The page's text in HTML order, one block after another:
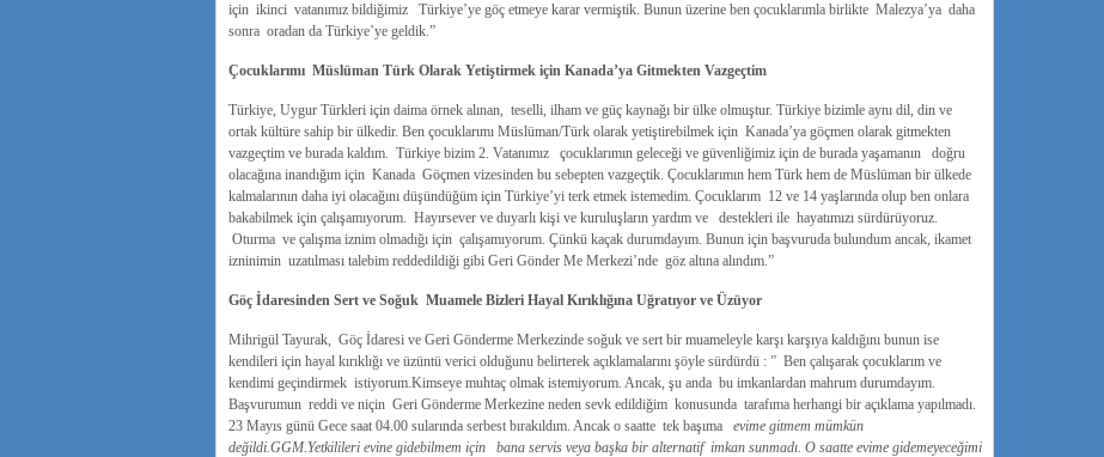
için ikinci vatanımız bildiğimiz Türkiye’ye göç etmeye karar vermiştik. Bunun üzerine ben çocuklarımla birlikte Malezya’ya daha
sonra oradan da Türkiye’ye geldik.”
Çocuklarımı Müslüman Türk Olarak Yetiştirmek için Kanada’ya Gitmekten Vazgeçtim
Türkiye, Uygur Türkleri için daima örnek alınan, teselli, ilham ve güç kaynağı bir ülke olmuştur. Türkiye bizimle aynı dil, din ve
ortak kültüre sahip bir ülkedir. Ben çocuklarımı Müslüman/Türk olarak yetiştirebilmek için Kanada’ya göçmen olarak gitmekten
vazgeçtim ve burada kaldım. Türkiye bizim 2. Vatanımız çocuklarımın geleceği ve güvenliğimiz için de burada yaşamanın doğru
olacağına inandığım için Kanada Göçmen vizesinden bu sebepten vazgeçtik. Çocuklarımın hem Türk hem de Müslüman bir ülkede
kalmalarının daha iyi olacağını düşündüğüm için Türkiye’yi terk etmek istemedim. Çocuklarım 12 ve 14 yaşlarında olup ben onlara
bakabilmek için çalışamıyorum. Hayırsever ve duyarlı kişi ve kuruluşların yardım ve destekleri ile hayatımızı sürdürüyoruz.
Oturma ve çalışma iznim olmadığı için çalışamıyorum. Çünkü kaçak durumdayım. Bunun için başvuruda bulundum ancak, ikamet
izninimin uzatılması talebim reddedildiği gibi Geri Gönder Me Merkezi’nde göz altına alındım.”
Göç İdaresinden Sert ve Soğuk Muamele Bizleri Hayal Kırıklığına Uğratıyor ve Üzüyor
Mihrigül Tayurak, Göç İdaresi ve Geri Gönderme Merkezinde soğuk ve sert bir muameleyle karşı karşıya kaldığını bunun ise
kendileri için hayal kırıklığı ve üzüntü verici olduğunu belirterek açıklamalarını şöyle sürdürdü : ” Ben çalışarak çocuklarım ve
kendimi geçindirmek istiyorum.Kimseye muhtaç olmak istemiyorum. Ancak, şu anda bu imkanlardan mahrum durumdayım.
Başvurumun reddi ve niçin Geri Gönderme Merkezine neden sevk edildiğim konusunda tarafıma herhangi bir açıklama yapılmadı.
23 Mayıs günü Gece saat 04.00 sularında serbest bırakıldım. Ancak o saatte tek başıma
evime gitmem mümkün
değildi.GGM.Yetkilileri evine gidebilmem için bana servis veya başka bir alternatif imkan sunmadı. O saatte evime gidemeyeceğimi